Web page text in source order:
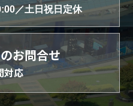
／土日祝日定休
お問合せ
対応